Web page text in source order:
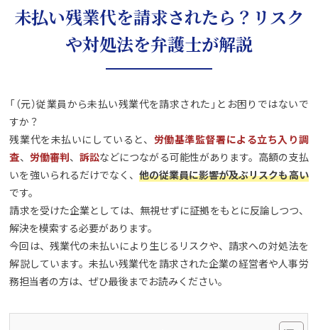
未払い残業代を請求されたら？リスク
や対処法を弁護士が解説
「（元）従業員から未払い残業代を請求された」とお困りではないで
すか？
残業代を未払いにしていると、 労働基準監督署による立ち入り調
査、 労働審判、 訴訟などにつながる可能性があります。高額の支払
いを強いられるだけでなく、 他の従業員に影響が及ぶリスクも高い
です。
請求を受けた企業としては、無視せずに証拠をもとに反論しつつ、
解決を模索する必要があります。
今回は、残業代の未払いにより生じるリスクや、請求への対処法を
解説しています。未払い残業代を請求された企業の経営者や人事労
務担当者の方は、ぜひ最後までお読みください。